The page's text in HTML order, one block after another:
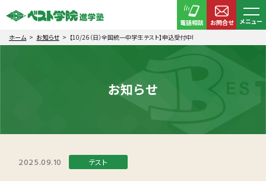
電話相談 お問合せ
メニュー
ホーム
お知らせ 【10/26（日）全国統一中学生テスト】申込受付中!
お知らせ
2025.09.10 テスト